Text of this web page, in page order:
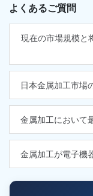
よくあるご質問
現在の市場規模と
日本金属加工市場
金属加工において
金属加工が電子機